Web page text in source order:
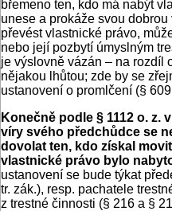
břemeno ten, kdo má nabýt
unese a prokáže svou
převést vlastnické právo,
nebo její pozbytí úmyslným
je výslovně vázán – na rozdíl
nějakou lhůtou; zde by se
ustanovení o promlčení (§
Konečně podle § 1112 o. z.
víry svého předchůdce se
dovolat ten, kdo získal
vlastnické právo bylo
ustanovení se bude týkat
tr. zák.), resp. pachatele
z trestné činnosti (§ 216 a §